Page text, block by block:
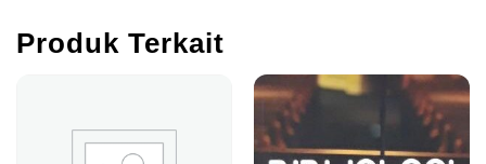
Produk Terkait